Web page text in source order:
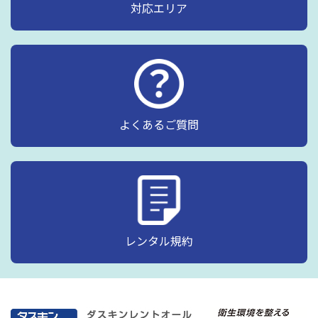
対応エリア
よくあるご質問
レンタル規約